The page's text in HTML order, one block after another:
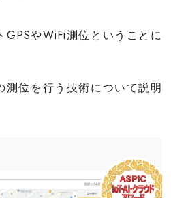
やWiFi測位ということに
測位を行う技術について説明